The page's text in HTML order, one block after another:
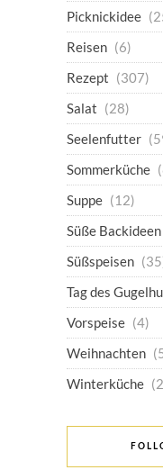
Picknickidee
Reisen (6)
Rezept (307)
Salat (28)
Seelenfutter
Sommerküche
Suppe (12)
Süße Backideen
Süßspeisen
Tag des
Vorspeise (4)
Weihnachten
Winterküche